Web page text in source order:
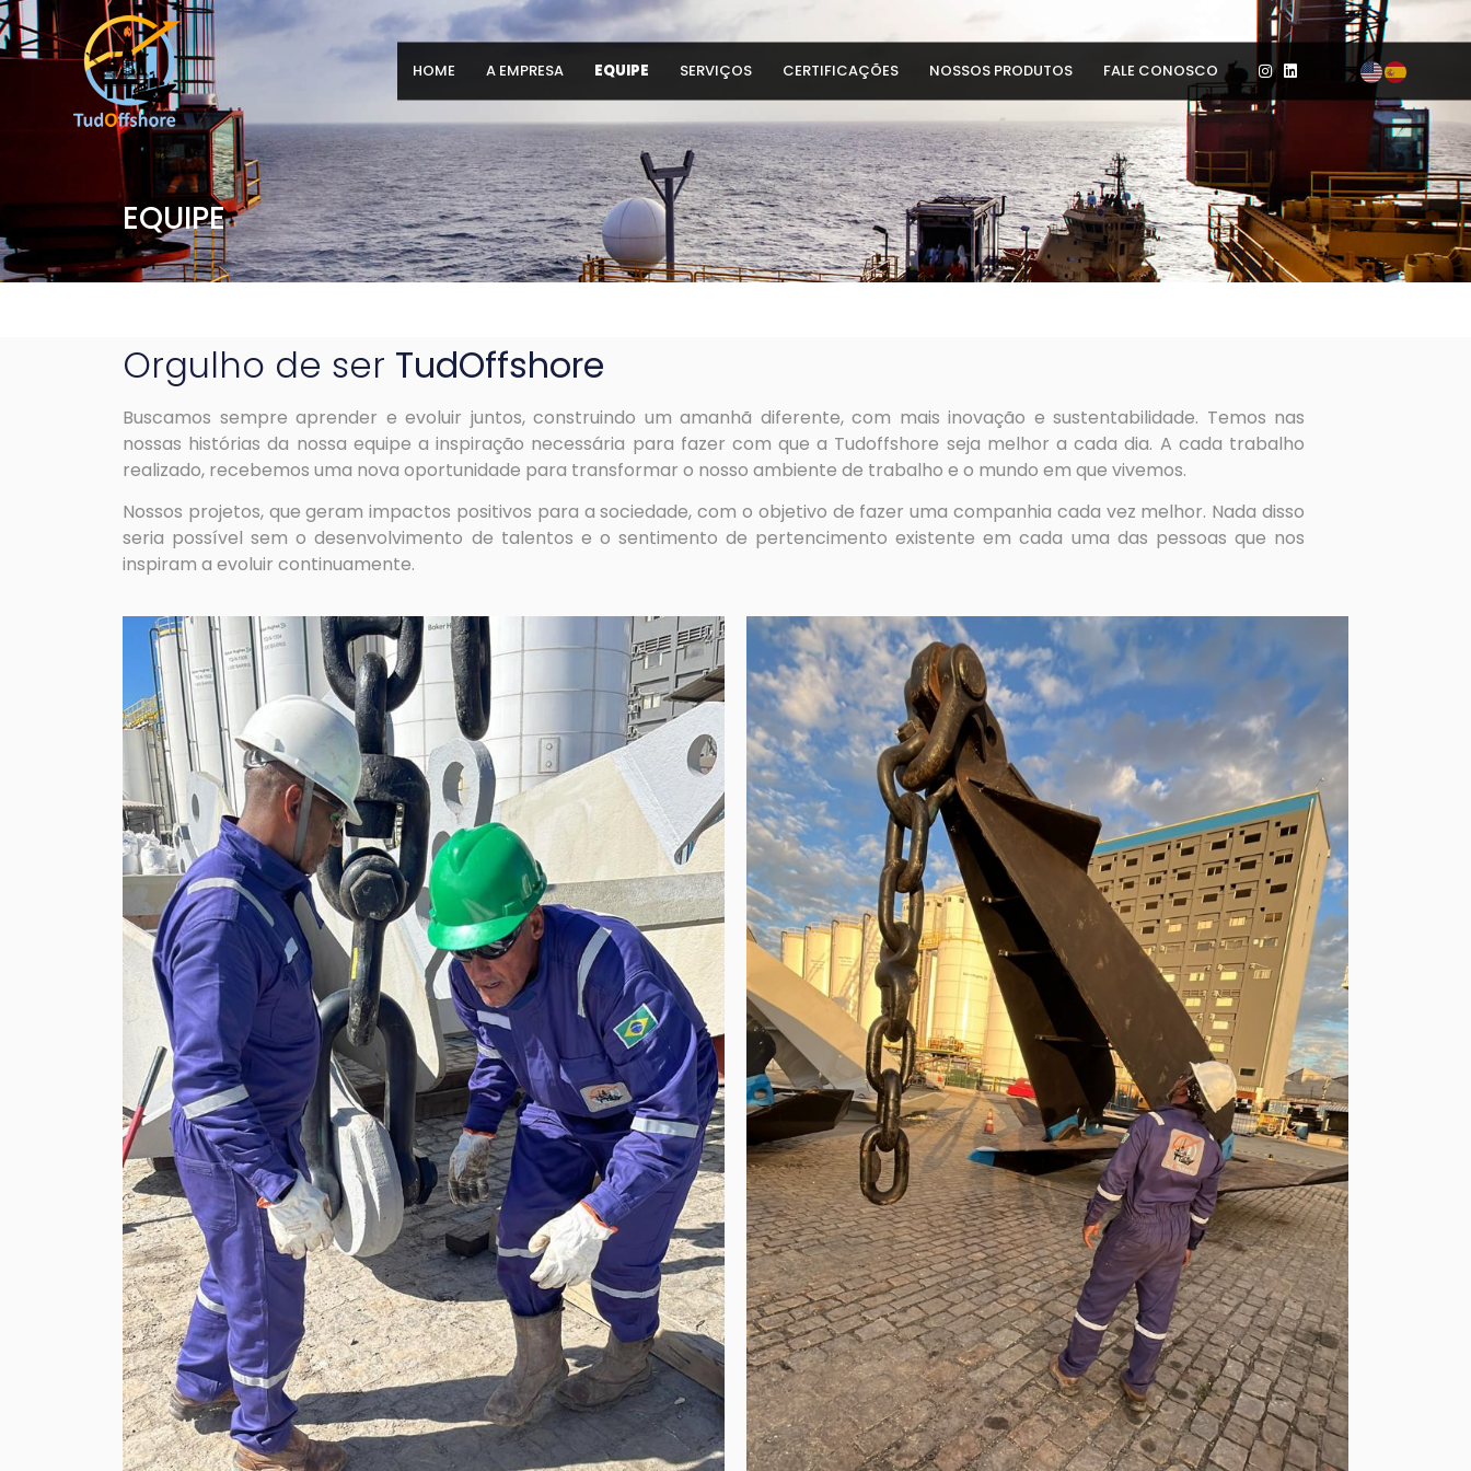
HOME A EMPRESA EQUIPE SERVIÇOS CERTIFICAÇÕES NOSSOS PRODUTOS FALE CONOSCO
EQUIPE
Orgulho de ser TudOffshore
Buscamos sempre aprender e evoluir juntos, construindo um amanhã diferente, com mais inovação e sustentabilidade. Temos nas
nossas histórias da nossa equipe a inspiração necessária para fazer com que a Tudoffshore seja melhor a cada dia. A cada trabalho
realizado, recebemos uma nova oportunidade para transformar o nosso ambiente de trabalho e o mundo em que vivemos.
Nossos projetos, que geram impactos positivos para a sociedade, com o objetivo de fazer uma companhia cada vez melhor. Nada disso
seria possível sem o desenvolvimento de talentos e o sentimento de pertencimento existente em cada uma das pessoas que nos
inspiram a evoluir continuamente.